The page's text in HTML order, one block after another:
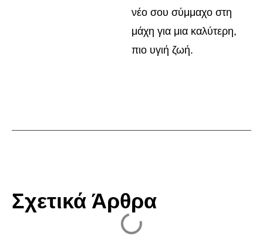
νέο σου σύμμαχο στη
μάχη για μια καλύτερη,
πιο υγιή ζωή.
Σχετικά Άρθρα